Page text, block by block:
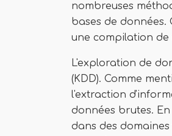
nombreuses
bases de données.
une compilation de
L'exploration de
(KDD). Comme
l'extraction
données brutes.
dans des